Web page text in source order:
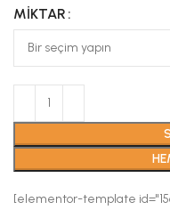
MIKTAR
[elementor-template